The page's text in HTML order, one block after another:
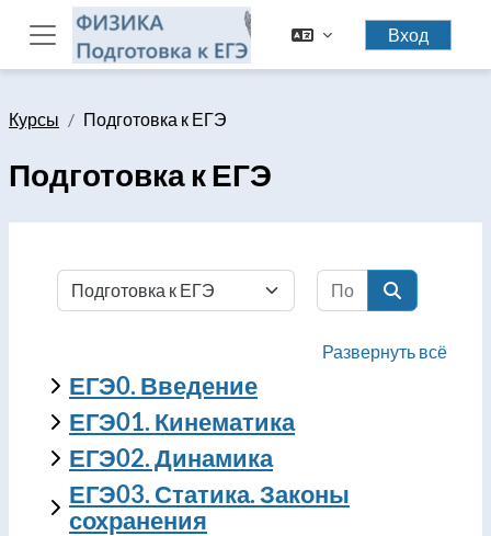
Перейти к основному содержанию
Боковая панель
Вход
Курсы Подготовка к ЕГЭ
Подготовка к ЕГЭ
Категории курсов
Поиск курса
Поиск курса
Развернуть всё
ЕГЭ0. Введение
ЕГЭ01. Кинематика
ЕГЭ02. Динамика
ЕГЭ03. Статика. Законы
сохранения